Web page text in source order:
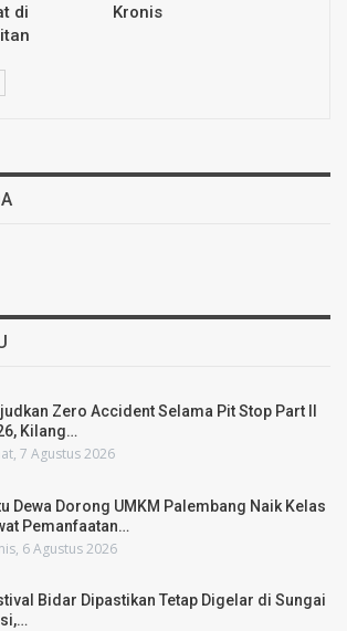
di
Kronis
Zero Accident Selama Pit Stop Part II
Kilang…
7 Agustus 2026
Dewa Dorong UMKM Palembang Naik Kelas
Pemanfaatan…
6 Agustus 2026
Bidar Dipastikan Tetap Digelar di Sungai